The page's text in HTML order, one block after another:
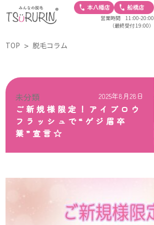
営業時間 11:00-20:00
（最終受付 19:00）
TOP 脱毛コラム
未分類 2025年8月28日
ご新規様限定！アイブロウ
フラッシュで“ゲジ眉卒
業”宣言☆